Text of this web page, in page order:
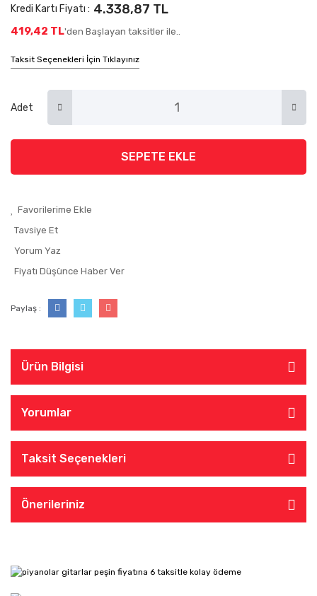
Kredi Kartı Fiyatı : 4.338,87 TL
419,42 TL'den Başlayan taksitler ile..
Taksit Seçenekleri İçin Tıklayınız
Adet
SEPETE EKLE
Tavsiye Et
Yorum Yaz
Fiyatı Düşünce Haber Ver
Paylaş :
Ürün Bilgisi
Yorumlar
Taksit Seçenekleri
Önerileriniz